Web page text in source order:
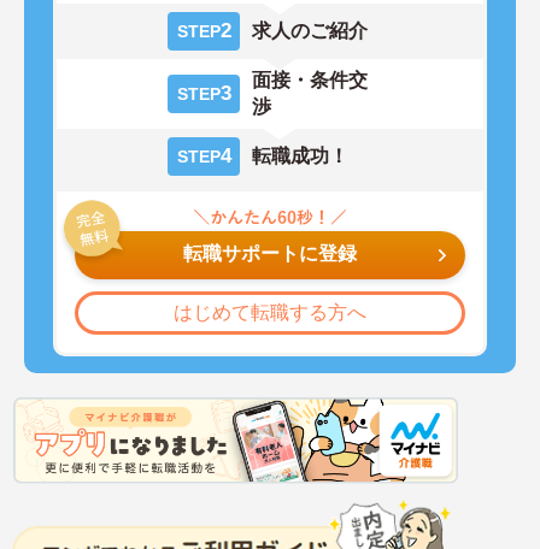
STEP2 求人のご紹介
STEP3
面接・条件交
渉
STEP4 転職成功！
転職サポートに登録
はじめて転職する方へ